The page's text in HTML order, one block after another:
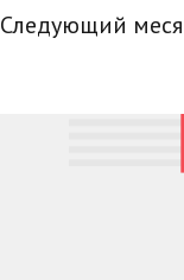
Следующий